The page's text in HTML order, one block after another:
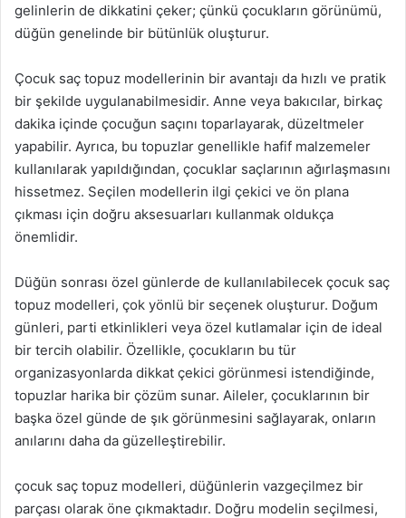
gelinlerin de dikkatini çeker; çünkü çocukların görünümü,
düğün genelinde bir bütünlük oluşturur.
Çocuk saç topuz modellerinin bir avantajı da hızlı ve pratik
bir şekilde uygulanabilmesidir. Anne veya bakıcılar, birkaç
dakika içinde çocuğun saçını toparlayarak, düzeltmeler
yapabilir. Ayrıca, bu topuzlar genellikle hafif malzemeler
kullanılarak yapıldığından, çocuklar saçlarının ağırlaşmasını
hissetmez. Seçilen modellerin ilgi çekici ve ön plana
çıkması için doğru aksesuarları kullanmak oldukça
önemlidir.
Düğün sonrası özel günlerde de kullanılabilecek çocuk saç
topuz modelleri, çok yönlü bir seçenek oluşturur. Doğum
günleri, parti etkinlikleri veya özel kutlamalar için de ideal
bir tercih olabilir. Özellikle, çocukların bu tür
organizasyonlarda dikkat çekici görünmesi istendiğinde,
topuzlar harika bir çözüm sunar. Aileler, çocuklarının bir
başka özel günde de şık görünmesini sağlayarak, onların
anılarını daha da güzelleştirebilir.
çocuk saç topuz modelleri, düğünlerin vazgeçilmez bir
parçası olarak öne çıkmaktadır. Doğru modelin seçilmesi,